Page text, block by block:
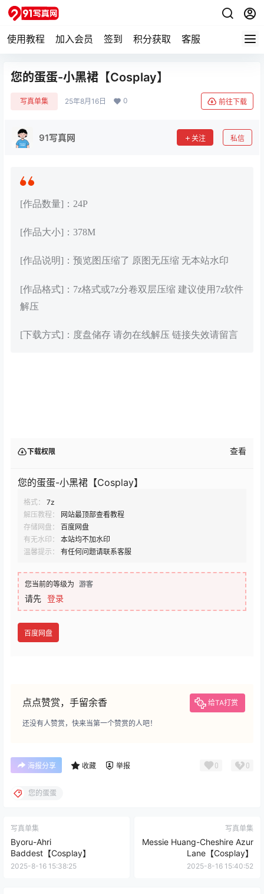
使用教程 加入会员 签到 积分获取 客服
您的蛋蛋-小黑裙【Cosplay】
写真单集 25年8月16日 0 前往下载
91写真网 关注 私信
[作品数量]：24P
[作品大小]：378M
[作品说明]：预览图压缩了 原图无压缩 无本站水印
[作品格式]：7z格式或7z分卷双层压缩 建议使用7z软件
解压
[下载方式]：度盘储存 请勿在线解压 链接失效请留言
下载权限 查看
您的蛋蛋-小黑裙【Cosplay】
格式：
7z
解压教程：
网站最顶部查看教程
存储网盘：
百度网盘
有无水印：
本站均不加水印
温馨提示：
有任何问题请联系客服
您当前的等级为 游客
请先 登录
百度网盘
点点赞赏，手留余香 给TA打赏
还没有人赞赏，快来当第一个赞赏的人吧！
海报分享 收藏 举报 0 0
您的蛋蛋
写真单集
Byoru-Ahri
Baddest【Cosplay】
2025-8-16 15:38:25
写真单集
Messie Huang-Cheshire Azur
Lane【Cosplay】
2025-8-16 15:40:52